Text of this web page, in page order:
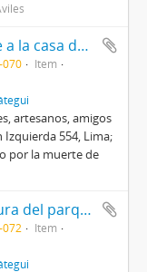
Grupo de amigos frente a la casa de José Carlos Mariátegui
070
Item
artesanos, amigos
Izquierda 554, Lima;
por la muerte de
Cortejo fúnebre a la altura del parque Neptuno
072
Item